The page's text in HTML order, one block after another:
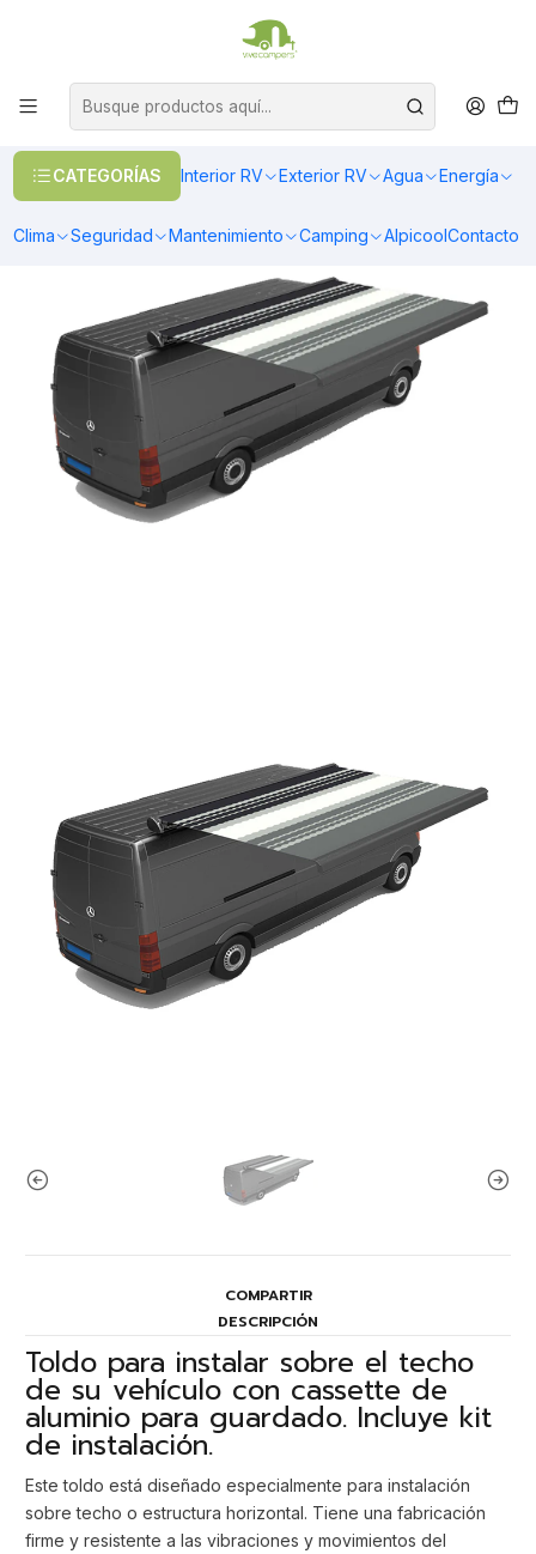
CATEGORÍAS Interior RV Exterior RV Agua Energía
Clima Seguridad Mantenimiento Camping AlpicoolContacto
OFERTAS EN CALEFACCIÓN DIESEL
Toldo sobre techo cassette 3.50x2.50 mts negro
COMPARTIR
DESCRIPCIÓN
Toldo para instalar sobre el techo
de su vehículo con cassette de
aluminio para guardado. Incluye kit
de instalación.
Este toldo está diseñado especialmente para instalación
sobre techo o estructura horizontal. Tiene una fabricación
firme y resistente a las vibraciones y movimientos del